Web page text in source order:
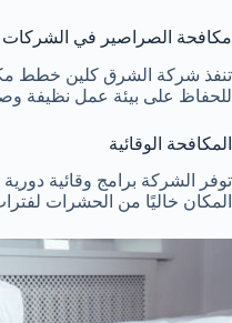
مكافحة الصراصير في الشركات
تنفذ شركة الشرق كلين خطط
للحفاظ على بيئة عمل نظيفة
المكافحة الوقائية
توفر الشركة برامج وقائية
المكان خاليًا من الحشرات